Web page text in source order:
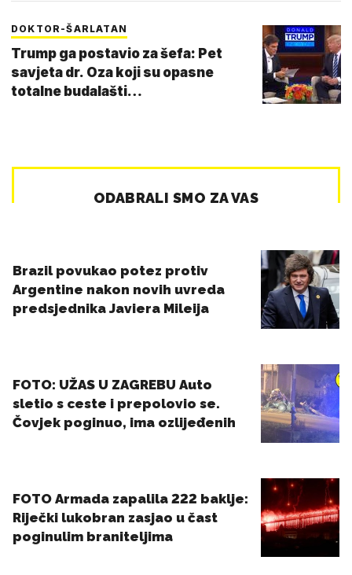
DOKTOR-ŠARLATAN
Trump ga postavio za šefa: Pet
savjeta dr. Oza koji su opasne
totalne budalašti…